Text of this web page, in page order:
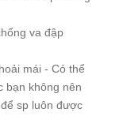
va đập
mái - Có thể
bạn không nên
sp luôn được